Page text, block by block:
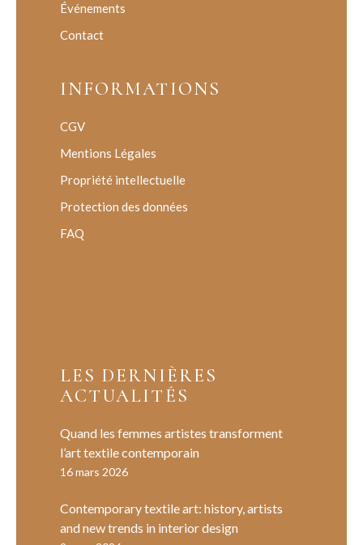
Événements
Contact
INFORMATIONS
CGV
Mentions Légales
Propriété intellectuelle
Protection des données
FAQ
LES DERNIÈRES
ACTUALITÉS
Quand les femmes artistes transforment
l’art textile contemporain
16 mars 2026
Contemporary textile art: history, artists
and new trends in interior design